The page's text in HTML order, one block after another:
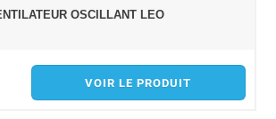
OSCILLANT LEO
VOIR LE PRODUIT